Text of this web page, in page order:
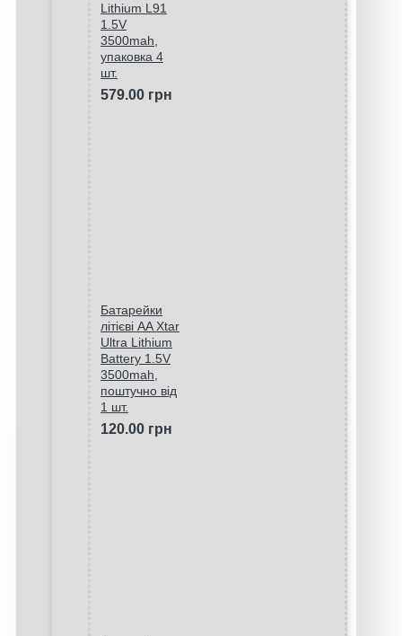
Lithium L91
1.5V
3500mah,
упаковка 4
шт.
579.00 грн
Батарейки
літієві AA Xtar
Ultra Lithium
Battery 1.5V
3500mah,
поштучно від
1 шт.
120.00 грн